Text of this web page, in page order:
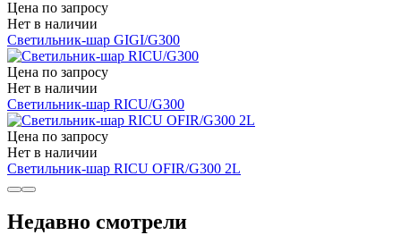
Цена по запросу
Нет в наличии
Светильник-шар GIGI/G300
Цена по запросу
Нет в наличии
Светильник-шар RICU/G300
Цена по запросу
Нет в наличии
Светильник-шар RICU OFIR/G300 2L
Недавно смотрели